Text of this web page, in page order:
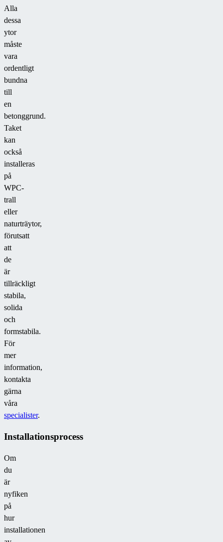
Alla
dessa
ytor
måste
vara
ordentligt
bundna
till
en
betonggrund.
Taket
kan
också
installeras
på
WPC-
trall
eller
naturträytor,
förutsatt
att
de
är
tillräckligt
stabila,
solida
och
formstabila.
För
mer
information,
kontakta
gärna
våra
specialister.
Installationsprocess
Om
du
är
nyfiken
på
hur
installationen